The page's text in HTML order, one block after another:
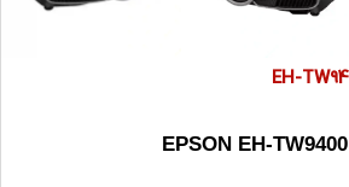
EPSON EH-TW9400